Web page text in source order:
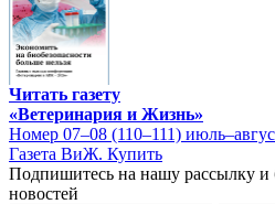
Читать газету
«Ветеринария и Жизнь»
Номер 07–08 (110–111)
Газета ВиЖ. Купить
Подпишитесь на нашу рассылку и
новостей